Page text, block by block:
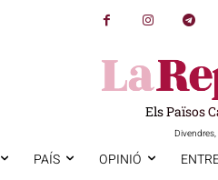
Els Països
PAÍS OPINIÓ